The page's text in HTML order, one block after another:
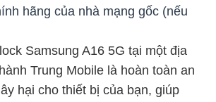
hãng của nhà mạng gốc (nếu
Samsung A16 5G tại một địa
Trung Mobile là hoàn toàn an
hại cho thiết bị của bạn, giúp